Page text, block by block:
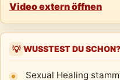
Video extern öffnen
💡 WUSSTEST DU SCHON?
Sexual Healing